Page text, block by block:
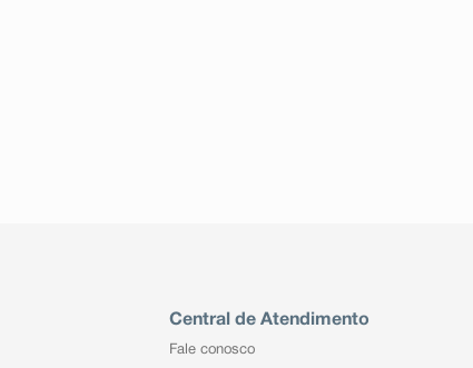
Central de Atendimento
Fale conosco